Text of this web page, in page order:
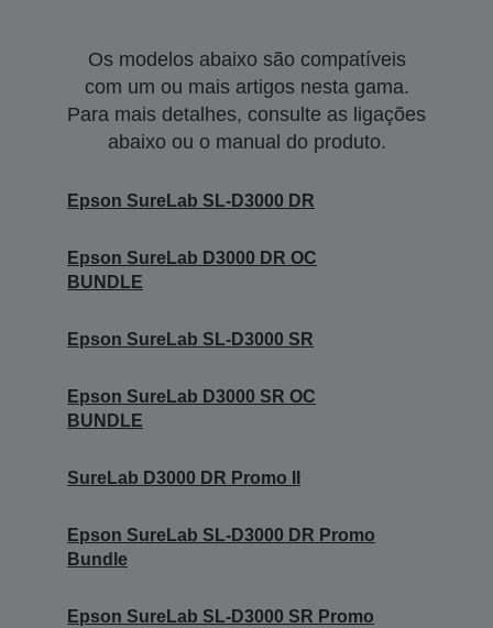
Os modelos abaixo são compatíveis
com um ou mais artigos nesta gama.
Para mais detalhes, consulte as ligações
abaixo ou o manual do produto.
Epson SureLab SL-D3000 DR
Epson SureLab D3000 DR OC
BUNDLE
Epson SureLab SL-D3000 SR
Epson SureLab D3000 SR OC
BUNDLE
SureLab D3000 DR Promo II
Epson SureLab SL-D3000 DR Promo
Bundle
Epson SureLab SL-D3000 SR Promo